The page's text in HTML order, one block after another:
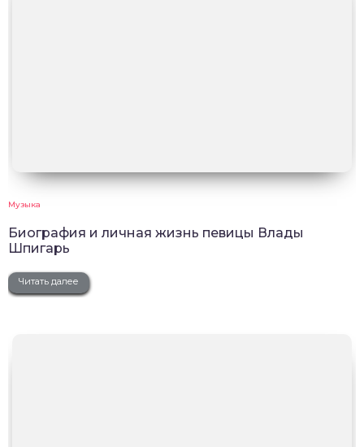
Музыка
Биография и личная жизнь певицы Влады
Шпигарь
Читать далее